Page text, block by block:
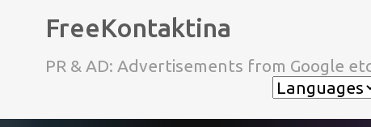
FreeKontaktina
PR & AD: Advertisements from Google